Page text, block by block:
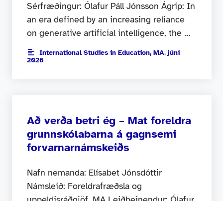
Sérfræðingur: Ólafur Páll Jónsson Ágrip: In
an era defined by an increasing reliance
on generative artificial intelligence, the …
International Studies in Education, MA, júní
2026
Að verða betri ég – Mat foreldra
grunnskólabarna á gagnsemi
forvarnarnámskeiðs
Nafn nemanda: Elísabet Jónsdóttir
Námsleið: Foreldrafræðsla og